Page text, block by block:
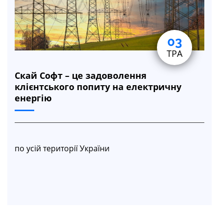
03
ТРА
Скай Софт – це задоволення
клієнтського попиту на електричну
енергію
по усій території України